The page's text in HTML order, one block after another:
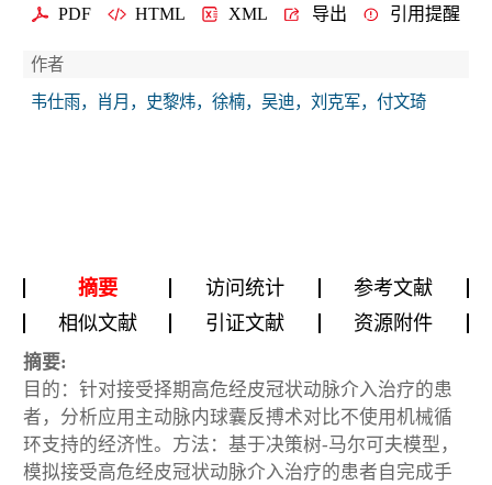
PDF HTML XML 导出 引用提醒
作者
韦仕雨，肖月，史黎炜，徐楠，吴迪，刘克军，付文琦
摘要 访问统计
参考文献
相似文献
引证文献 资源附件
摘要:
目的：针对接受择期高危经皮冠状动脉介入治疗的患
者，分析应用主动脉内球囊反搏术对比不使用机械循
环支持的经济性。方法：基于决策树-马尔可夫模型，
模拟接受高危经皮冠状动脉介入治疗的患者自完成手